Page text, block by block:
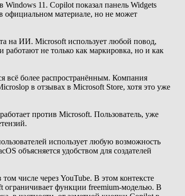
Windows 11. Copilot показал панель Widgets
официальном материале, но не может
на ИИ. Microsoft использует любой повод,
не только как маркировка, но и как
всё более распространённым. Компания
в отзывах в Microsoft Store, хотя это уже
против Microsoft. Пользователь, уже
использует любую возможность
объясняется удобством для создателей
числе через YouTube. В этом контексте
ограничивает функции freemium-моделью. В